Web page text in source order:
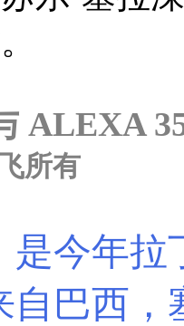
ALEXA
所有
是今年
自巴西，